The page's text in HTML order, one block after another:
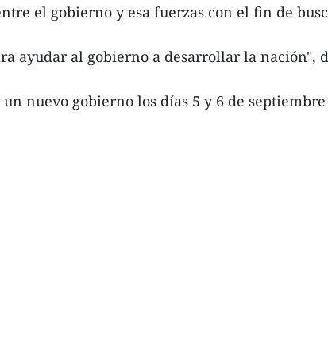
el gobierno y esa fuerzas con el fin de
ayudar al gobierno a desarrollar la nación",
nuevo gobierno los días 5 y 6 de